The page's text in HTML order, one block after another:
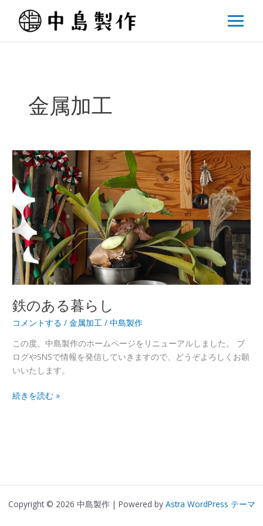
金属加工
鉄のある暮らし
コメントする /金属加工 /中島製作
この度、中島製作のホームページをリニューアルしました。 ブ
ログやSNSで情報を発信していきますので、どうぞよろしくお願
いいたします。
鉄
の
あ
る
暮
ら
し
続きを読む »
Copyright © 2026 中島製作 | Powered by Astra WordPress テーマ